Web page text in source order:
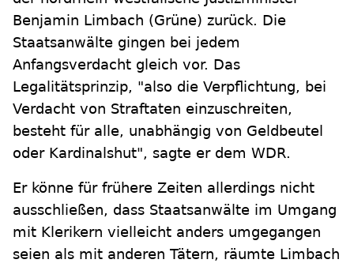
Benjamin Limbach (Grüne) zurück. Die
Staatsanwälte gingen bei jedem
Anfangsverdacht gleich vor. Das
Legalitätsprinzip, "also die Verpflichtung, bei
Verdacht von Straftaten einzuschreiten,
besteht für alle, unabhängig von Geldbeutel
oder Kardinalshut", sagte er dem WDR.
Er könne für frühere Zeiten allerdings nicht
ausschließen, dass Staatsanwälte im Umgang
mit Klerikern vielleicht anders umgegangen
seien als mit anderen Tätern, räumte Limbach